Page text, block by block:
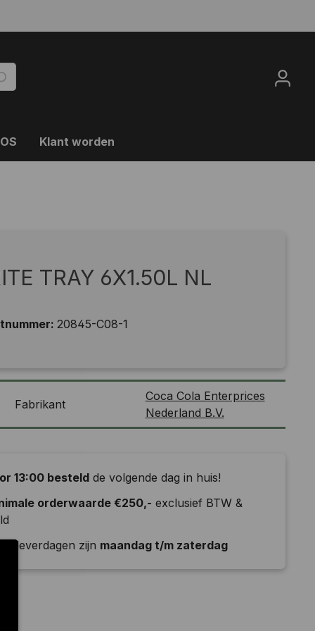
Klant worden
TRAY 6X1.50L NL
20845-C08-1
Fabrikant
Coca Cola Enterprices
Nederland B.V.
13:00 besteld de volgende dag in huis!
orderwaarde €250,- exclusief BTW &
leverdagen zijn maandag t/m zaterdag